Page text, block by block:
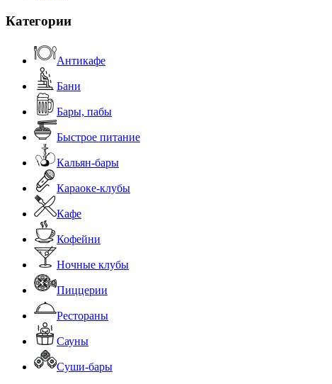
Категории
Антикафе
Бани
Бары, пабы
Быстрое питание
Кальян-бары
Караоке-клубы
Кафе
Кофейни
Ночные клубы
Пиццерии
Рестораны
Сауны
Суши-бары